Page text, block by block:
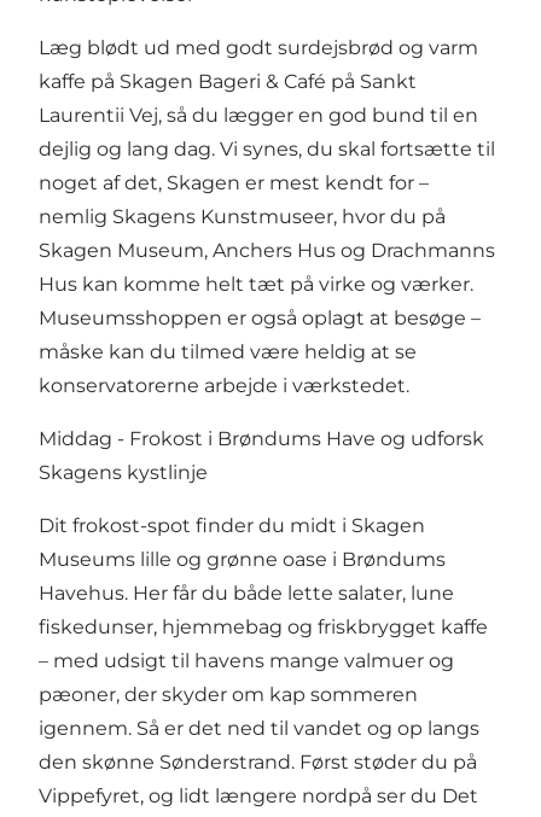
Læg blødt ud med godt surdejsbrød og varm
kaffe på Skagen Bageri & Café på Sankt
Laurentii Vej, så du lægger en god bund til en
dejlig og lang dag. Vi synes, du skal fortsætte til
noget af det, Skagen er mest kendt for –
nemlig Skagens Kunstmuseer, hvor du på
Skagen Museum, Anchers Hus og Drachmanns
Hus kan komme helt tæt på virke og værker.
Museumsshoppen er også oplagt at besøge –
måske kan du tilmed være heldig at se
konservatorerne arbejde i værkstedet.
Middag - Frokost i Brøndums Have og udforsk
Skagens kystlinje
Dit frokost-spot finder du midt i Skagen
Museums lille og grønne oase i Brøndums
Havehus. Her får du både lette salater, lune
fiskedunser, hjemmebag og friskbrygget kaffe
– med udsigt til havens mange valmuer og
pæoner, der skyder om kap sommeren
igennem. Så er det ned til vandet og op langs
den skønne Sønderstrand. Først støder du på
Vippefyret, og lidt længere nordpå ser du Det